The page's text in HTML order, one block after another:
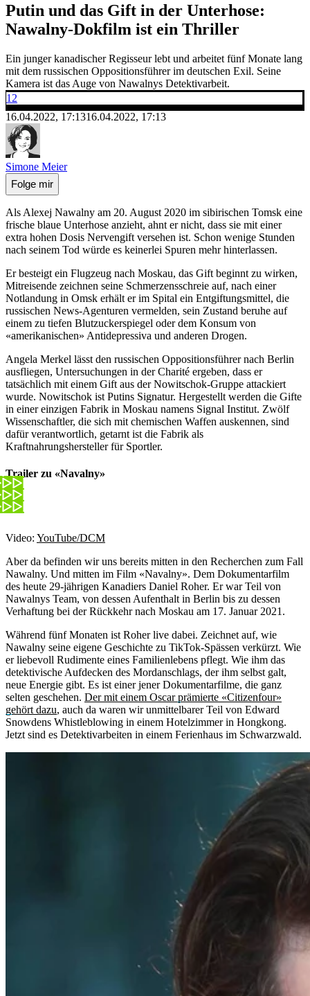
Putin und das Gift in der Unterhose:
Nawalny-Dokfilm ist ein Thriller
Ein junger kanadischer Regisseur lebt und arbeitet fünf Monate lang
mit dem russischen Oppositionsführer im deutschen Exil. Seine
Kamera ist das Auge von Nawalnys Detektivarbeit.
12
16.04.2022, 17:1316.04.2022, 17:13
Simone Meier
Folge mir
Als Alexej Nawalny am 20. August 2020 im sibirischen Tomsk eine
frische blaue Unterhose anzieht, ahnt er nicht, dass sie mit einer
extra hohen Dosis Nervengift versehen ist. Schon wenige Stunden
nach seinem Tod würde es keinerlei Spuren mehr hinterlassen.
Er besteigt ein Flugzeug nach Moskau, das Gift beginnt zu wirken,
Mitreisende zeichnen seine Schmerzensschreie auf, nach einer
Notlandung in Omsk erhält er im Spital ein Entgiftungsmittel, die
russischen News-Agenturen vermelden, sein Zustand beruhe auf
einem zu tiefen Blutzuckerspiegel oder dem Konsum von
«amerikanischen» Antidepressiva und anderen Drogen.
Angela Merkel lässt den russischen Oppositionsführer nach Berlin
ausfliegen, Untersuchungen in der Charité ergeben, dass er
tatsächlich mit einem Gift aus der Nowitschok-Gruppe attackiert
wurde. Nowitschok ist Putins Signatur. Hergestellt werden die Gifte
in einer einzigen Fabrik in Moskau namens Signal Institut. Zwölf
Wissenschaftler, die sich mit chemischen Waffen auskennen, sind
dafür verantwortlich, getarnt ist die Fabrik als
Kraftnahrungshersteller für Sportler.
Trailer zu «Navalny»
Video: YouTube/DCM
Aber da befinden wir uns bereits mitten in den Recherchen zum Fall
Nawalny. Und mitten im Film «Navalny». Dem Dokumentarfilm
des heute 29-jährigen Kanadiers Daniel Roher. Er war Teil von
Nawalnys Team, von dessen Aufenthalt in Berlin bis zu dessen
Verhaftung bei der Rückkehr nach Moskau am 17. Januar 2021.
Während fünf Monaten ist Roher live dabei. Zeichnet auf, wie
Nawalny seine eigene Geschichte zu TikTok-Spässen verkürzt. Wie
er liebevoll Rudimente eines Familienlebens pflegt. Wie ihm das
detektivische Aufdecken des Mordanschlags, der ihm selbst galt,
neue Energie gibt. Es ist einer jener Dokumentarfilme, die ganz
selten geschehen. Der mit einem Oscar prämierte «Citizenfour»
gehört dazu, auch da waren wir unmittelbarer Teil von Edward
Snowdens Whistleblowing in einem Hotelzimmer in Hongkong.
Jetzt sind es Detektivarbeiten in einem Ferienhaus im Schwarzwald.